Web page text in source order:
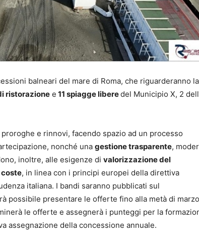
balneari del mare di Roma, che riguarderanno la
ristorazione e 11 spiagge liberedel Municipio X, 2
e rinnovi, facendo spazio ad un processo
nonché una gestione trasparente,
inoltre, alle esigenze di valorizzazione del
, in linea con i principi europei della direttiva
italiana. I bandi saranno pubblicati sul
possibile presentare le offerte fino alla metà di
le offerte e assegnerà i punteggi per la
assegnazione della concessione annuale.